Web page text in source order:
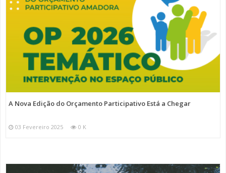
A Nova Edição do Orçamento Participativo Está a Chegar
03 Fevereiro 2025 0 K